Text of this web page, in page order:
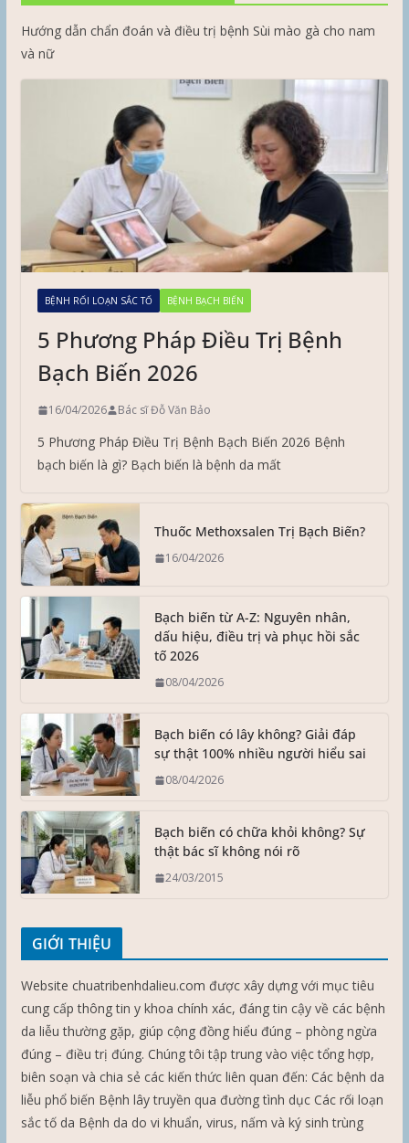
Hướng dẫn chẩn đoán và điều trị bệnh Sùi mào gà cho nam
và nữ
BỆNH RỐI LOẠN SẮC TỐ BỆNH BẠCH BIẾN
5 Phương Pháp Điều Trị Bệnh
Bạch Biến 2026
16/04/2026 Bác sĩ Đỗ Văn Bảo
5 Phương Pháp Điều Trị Bệnh Bạch Biến 2026 Bệnh
bạch biến là gì? Bạch biến là bệnh da mất
Thuốc Methoxsalen Trị Bạch Biến?
16/04/2026
Bạch biến từ A-Z: Nguyên nhân,
dấu hiệu, điều trị và phục hồi sắc
tố 2026
08/04/2026
Bạch biến có lây không? Giải đáp
sự thật 100% nhiều người hiểu sai
08/04/2026
Bạch biến có chữa khỏi không? Sự
thật bác sĩ không nói rõ
24/03/2015
GIỚI THIỆU
Website chuatribenhdalieu.com được xây dựng với mục tiêu
cung cấp thông tin y khoa chính xác, đáng tin cậy về các bệnh
da liễu thường gặp, giúp cộng đồng hiểu đúng – phòng ngừa
đúng – điều trị đúng. Chúng tôi tập trung vào việc tổng hợp,
biên soạn và chia sẻ các kiến thức liên quan đến: Các bệnh da
liễu phổ biến Bệnh lây truyền qua đường tình dục Các rối loạn
sắc tố da Bệnh da do vi khuẩn, virus, nấm và ký sinh trùng